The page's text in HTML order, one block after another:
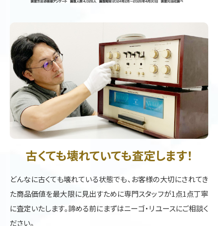
古くても壊れていても査定します！
どんなに古くても壊れている状態でも、お客様の大切にされてき
た商品価値を最大限に見出すために専門スタッフが1点1点丁寧
に査定いたします。諦める前にまずはニーゴ・リユースにご相談く
ださい。